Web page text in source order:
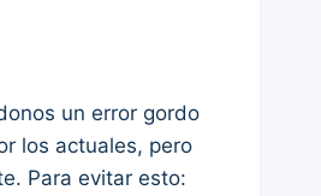
un error gordo
los actuales, pero
Para evitar esto: